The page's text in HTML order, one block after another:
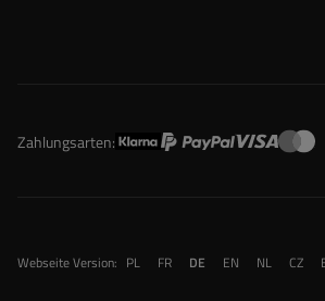
Zahlungsarten:
Webseite Version: PL FR DE EN NL CZ